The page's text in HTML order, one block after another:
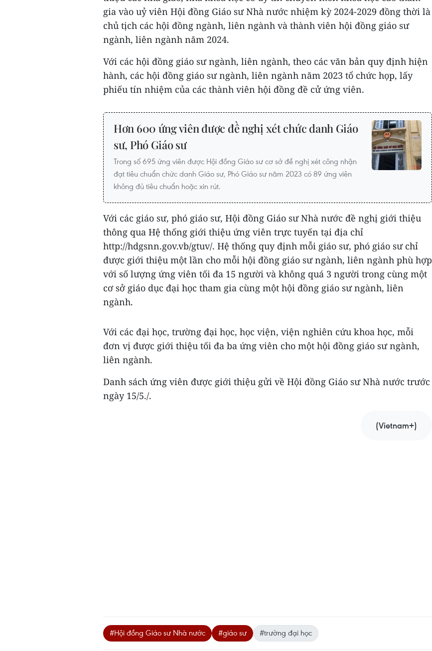
gia vào uỷ viên Hội đồng Giáo sư Nhà nước nhiệm kỳ 2024-2029 đồng thời là
chủ tịch các hội đồng ngành, liên ngành và thành viên hội đồng giáo sư
ngành, liên ngành năm 2024.
Với các hội đồng giáo sư ngành, liên ngành, theo các văn bản quy định hiện
hành, các hội đồng giáo sư ngành, liên ngành năm 2023 tổ chức họp, lấy
phiếu tín nhiệm của các thành viên hội đồng đề cử ứng viên.
Hơn 600 ứng viên được đề nghị xét chức danh Giáo
sư, Phó Giáo sư
Trong số 695 ứng viên được Hội đồng Giáo sư cơ sở đề nghị xét công nhận
đạt tiêu chuẩn chức danh Giáo sư, Phó Giáo sư năm 2023 có 89 ứng viên
không đủ tiêu chuẩn hoặc xin rút.
Với các giáo sư, phó giáo sư, Hội đồng Giáo sư Nhà nước đề nghị giới thiệu
thông qua Hệ thống giới thiệu ứng viên trực tuyến tại địa chỉ
http://hdgsnn.gov.vb/gtuv/. Hệ thống quy định mỗi giáo sư, phó giáo sư chỉ
được giới thiệu một lần cho mỗi hội đồng giáo sư ngành, liên ngành phù hợp
với số lượng ứng viên tối đa 15 người và không quá 3 người trong cùng một
cơ sở giáo dục đại học tham gia cùng một hội đồng giáo sư ngành, liên
ngành.
Với các đại học, trường đại học, học viện, viện nghiên cứu khoa học, mỗi
đơn vị được giới thiệu tối đa ba ứng viên cho một hội đồng giáo sư ngành,
liên ngành.
Danh sách ứng viên được giới thiệu gửi về Hội đồng Giáo sư Nhà nước trước
ngày 15/5./.
(Vietnam+)
#Hội đồng Giáo sư Nhà nước #giáo sư #trường đại học